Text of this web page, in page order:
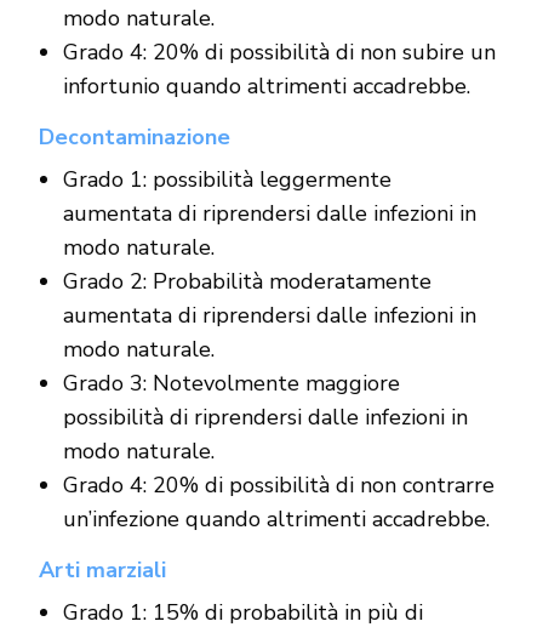
modo naturale.
Grado 4: 20% di possibilità di non subire un
infortunio quando altrimenti accadrebbe.
Decontaminazione
Grado 1: possibilità leggermente
aumentata di riprendersi dalle infezioni in
modo naturale.
Grado 2: Probabilità moderatamente
aumentata di riprendersi dalle infezioni in
modo naturale.
Grado 3: Notevolmente maggiore
possibilità di riprendersi dalle infezioni in
modo naturale.
Grado 4: 20% di possibilità di non contrarre
un’infezione quando altrimenti accadrebbe.
Arti marziali
Grado 1: 15% di probabilità in più di